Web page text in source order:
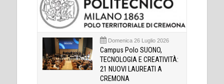
Domenica 26 Luglio 2026
Campus Polo SUONO,
TECNOLOGIA E CREATIVITÀ:
21 NUOVI LAUREATI A
CREMONA